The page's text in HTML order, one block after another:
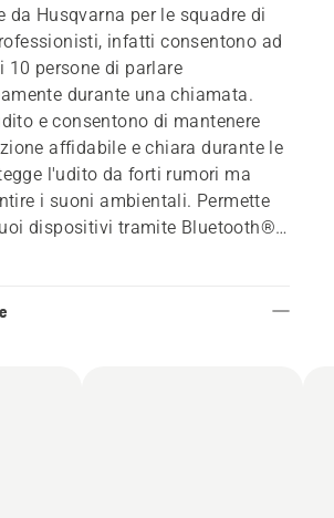
infatti consentono ad
10 persone di parlare
durante una chiamata.
e consentono di mantenere
affidabile e chiara durante le
l'udito da forti rumori ma
i suoni ambientali. Permette
dispositivi tramite Bluetooth® e